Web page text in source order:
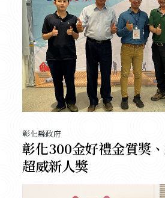
彰化縣政府
彰化300金好禮金質獎
超威新人獎